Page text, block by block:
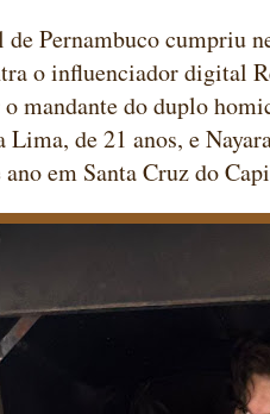
Pernambuco cumpriu
o influenciador digital
o mandante do duplo
Lima, de 21 anos, e
em Santa Cruz do